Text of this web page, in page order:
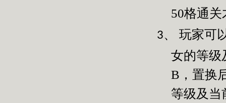
50格通关
3、
玩家可
女的等级
B ，置换
等级及当